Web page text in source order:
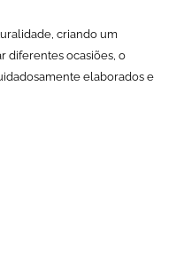
criando um
diferentes ocasiões, o
elaborados e